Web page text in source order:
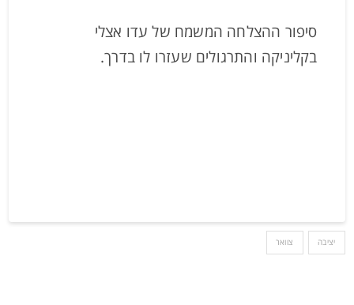
סיפור ההצלחה המשמח של עדו אצלי
בקליניקה והתרגולים שעזרו לו בדרך.
יציבה צוואר